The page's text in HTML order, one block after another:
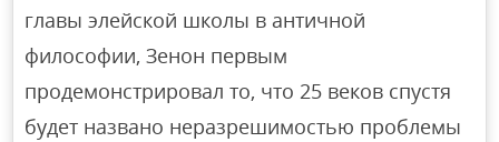
главы элейской школы в античной
философии, Зенон первым
продемонстрировал то, что 25 веков спустя
будет названо неразрешимостью проблемы